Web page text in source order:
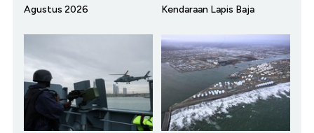
Agustus 2026
Kendaraan Lapis Baja